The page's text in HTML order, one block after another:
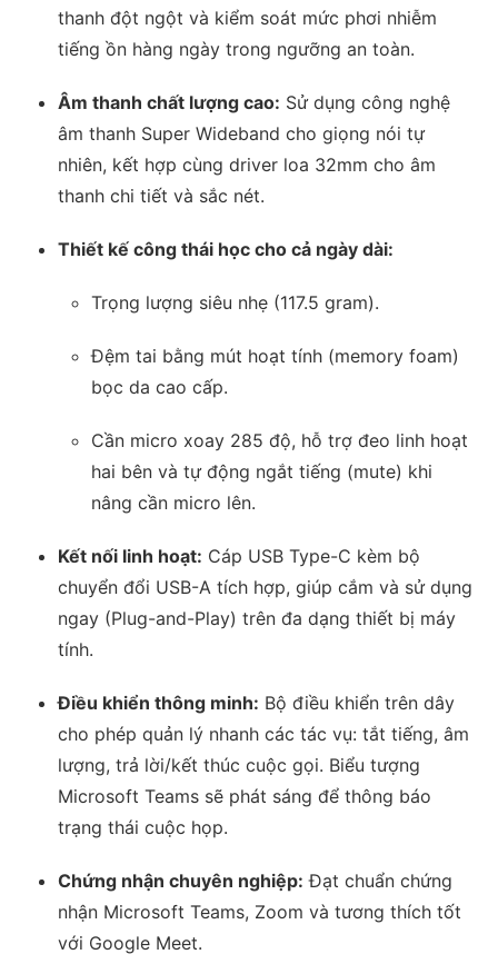
thanh đột ngột và kiểm soát mức phơi nhiễm
tiếng ồn hàng ngày trong ngưỡng an toàn.
Âm thanh chất lượng cao: Sử dụng công nghệ
âm thanh Super Wideband cho giọng nói tự
nhiên, kết hợp cùng driver loa 32mm cho âm
thanh chi tiết và sắc nét.
Thiết kế công thái học cho cả ngày dài:
Trọng lượng siêu nhẹ (117.5 gram).
Đệm tai bằng mút hoạt tính (memory foam)
bọc da cao cấp.
Cần micro xoay 285 độ, hỗ trợ đeo linh hoạt
hai bên và tự động ngắt tiếng (mute) khi
nâng cần micro lên.
Kết nối linh hoạt: Cáp USB Type-C kèm bộ
chuyển đổi USB-A tích hợp, giúp cắm và sử dụng
ngay (Plug-and-Play) trên đa dạng thiết bị máy
tính.
Điều khiển thông minh: Bộ điều khiển trên dây
cho phép quản lý nhanh các tác vụ: tắt tiếng, âm
lượng, trả lời/kết thúc cuộc gọi. Biểu tượng
Microsoft Teams sẽ phát sáng để thông báo
trạng thái cuộc họp.
Chứng nhận chuyên nghiệp: Đạt chuẩn chứng
nhận Microsoft Teams, Zoom và tương thích tốt
với Google Meet.